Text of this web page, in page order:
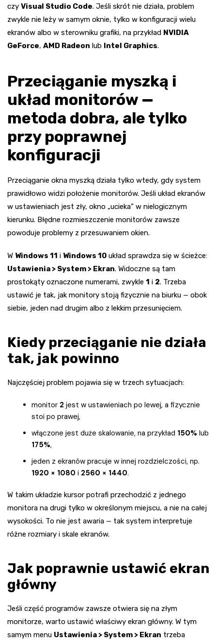
czy Visual Studio Code. Jeśli skrót nie działa, problem
zwykle nie leży w samym oknie, tylko w konfiguracji wielu
ekranów albo w sterowniku grafiki, na przykład NVIDIA
GeForce, AMD Radeon lub Intel Graphics.
Przeciąganie myszką i
układ monitorów —
metoda dobra, ale tylko
przy poprawnej
konfiguracji
Przeciąganie okna myszką działa tylko wtedy, gdy system
prawidłowo widzi położenie monitorów. Jeśli układ ekranów
w ustawieniach jest zły, okno „ucieka” w nielogicznym
kierunku. Błędne rozmieszczenie monitorów zawsze
powoduje problemy z przesuwaniem okien.
W Windows 11 i Windows 10 układ sprawdza się w ścieżce:
Ustawienia > System > Ekran. Widoczne są tam
prostokąty oznaczone numerami, zwykle 1 i 2. Trzeba
ustawić je tak, jak monitory stoją fizycznie na biurku — obok
siebie, jeden nad drugim albo z lekkim przesunięciem.
Kiedy przeciąganie nie działa
tak, jak powinno
Najczęściej problem pojawia się w trzech sytuacjach:
monitor 2 jest w ustawieniach po lewej, a fizycznie
stoi po prawej,
włączone jest duże skalowanie, na przykład 150% lub
175%,
jeden z ekranów pracuje w innej rozdzielczości, np.
1920 × 1080 i 2560 × 1440.
W takim układzie kursor potrafi przechodzić z jednego
monitora na drugi tylko w określonym miejscu, a nie na całej
wysokości. To nie jest awaria — tak system interpretuje
różne rozmiary i skale ekranów.
Jak poprawnie ustawić ekran
główny
Jeśli część programów zawsze otwiera się na złym
monitorze, warto ustawić właściwy ekran główny. W tym
samym menu Ustawienia > System > Ekran trzeba